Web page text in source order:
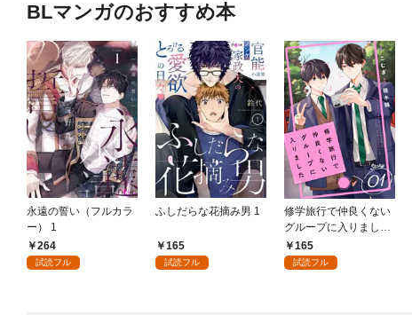
BLマンガのおすすめ本
永遠の誓い（フルカラ
ー） 1
264
試読フル
ふしだらな花摘み男 1
165
試読フル
修学旅行で仲良くない
グループに入りました
【単話版】1巻
165
試読フル